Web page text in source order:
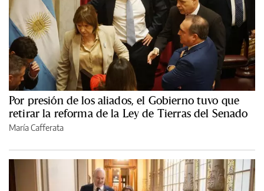
Por presión de los aliados, el Gobierno tuvo que
retirar la reforma de la Ley de Tierras del Senado
María Cafferata